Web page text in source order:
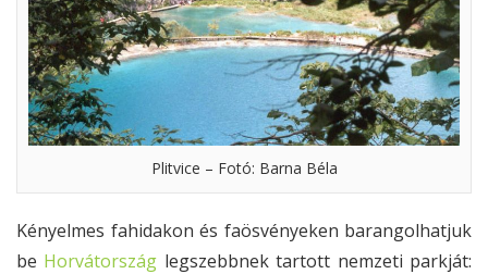
Plitvice – Fotó: Barna Béla
Kényelmes fahidakon és faösvényeken barangolhatjuk
be Horvátország legszebbnek tartott nemzeti parkját: